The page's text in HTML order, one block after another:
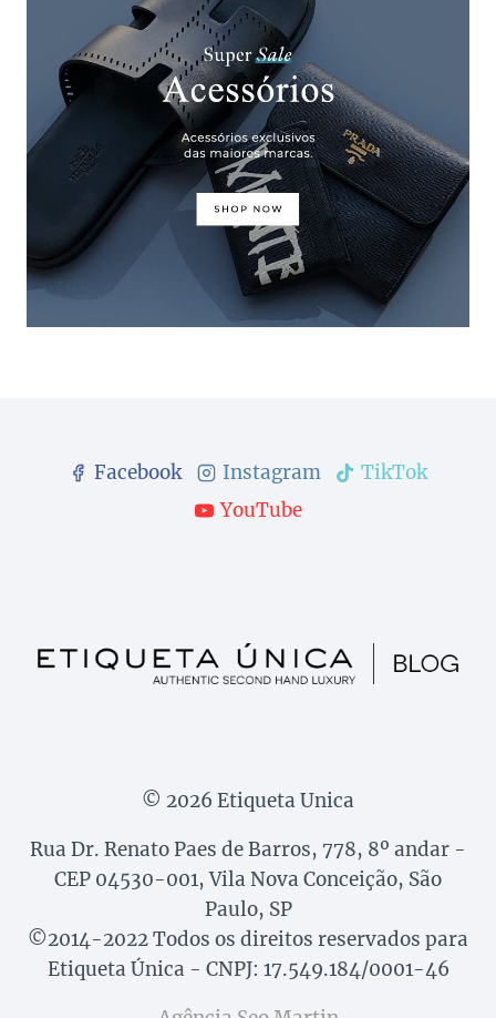
Facebook Instagram
TikTok
YouTube
© 2026 Etiqueta Unica
Rua Dr. Renato Paes de Barros, 778, 8º andar -
CEP 04530-001, Vila Nova Conceição, São
Paulo, SP
©2014-2022 Todos os direitos reservados para
Etiqueta Única - CNPJ: 17.549.184/0001-46